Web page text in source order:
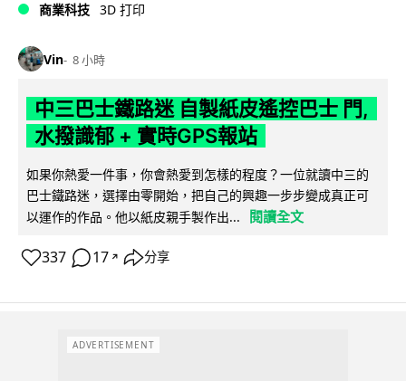
商業科技 3D 打印
Vin 8 小時
中三巴士鐵路迷 自製紙皮遙控巴士 門,
水撥識郁 + 實時GPS報站
如果你熱愛一件事，你會熱愛到怎樣的程度？一位就讀中三的
巴士鐵路迷，選擇由零開始，把自己的興趣一步步變成真正可
以運作的作品。他以紙皮親手製作出...
閱讀全文
337 17 ↗ 分享
ADVERTISEMENT